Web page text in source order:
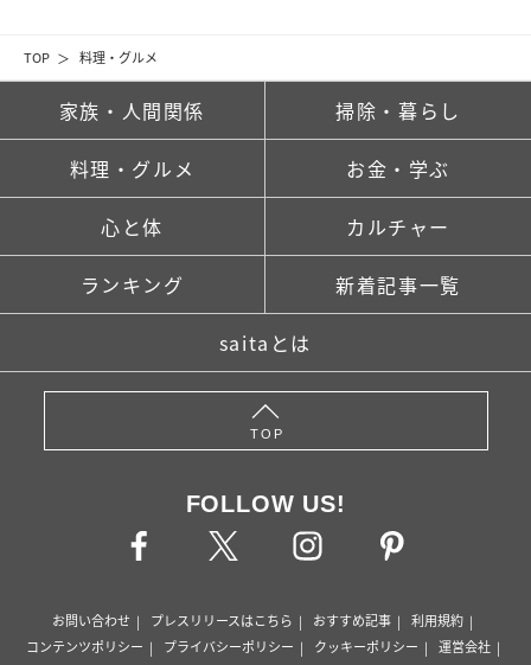
TOP 料理・グルメ
家族・人間関係 掃除・暮らし
料理・グルメ お金・学ぶ
心と体 カルチャー
ランキング 新着記事一覧
saitaとは
TOP
FOLLOW US!
お問い合わせ プレスリリースはこちら おすすめ記事
利用規約
コンテンツポリシー
プライバシーポリシー クッキーポリシー
運営会社